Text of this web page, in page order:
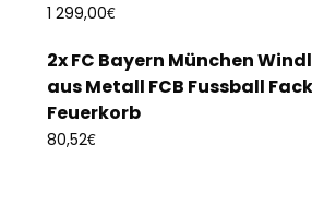
1 299,00€
2x FC Bayern München
aus Metall FCB Fussball
Feuerkorb
80,52€